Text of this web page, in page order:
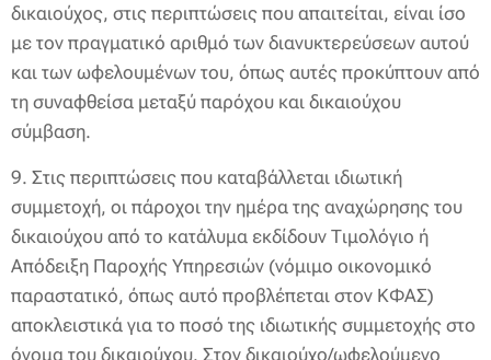
δικαιούχος, στις περιπτώσεις που απαιτείται, είναι ίσο
με τον πραγματικό αριθμό των διανυκτερεύσεων αυτού
και των ωφελουμένων του, όπως αυτές προκύπτουν από
τη συναφθείσα μεταξύ παρόχου και δικαιούχου
σύμβαση.
9. Στις περιπτώσεις που καταβάλλεται ιδιωτική
συμμετοχή, οι πάροχοι την ημέρα της αναχώρησης του
δικαιούχου από το κατάλυμα εκδίδουν Τιμολόγιο ή
Απόδειξη Παροχής Υπηρεσιών (νόμιμο οικονομικό
παραστατικό, όπως αυτό προβλέπεται στον ΚΦΑΣ)
αποκλειστικά για το ποσό της ιδιωτικής συμμετοχής στο
όνομα του δικαιούχου. Στον δικαιούχο/ωφελούμενο